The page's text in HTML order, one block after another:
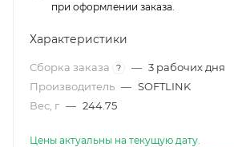
при оформлении заказа.
Характеристики
Сборка заказа ? — 3 рабочих дня
Производитель — SOFTLINK
Вес, г — 244.75
Цены актуальны на текущую дату.